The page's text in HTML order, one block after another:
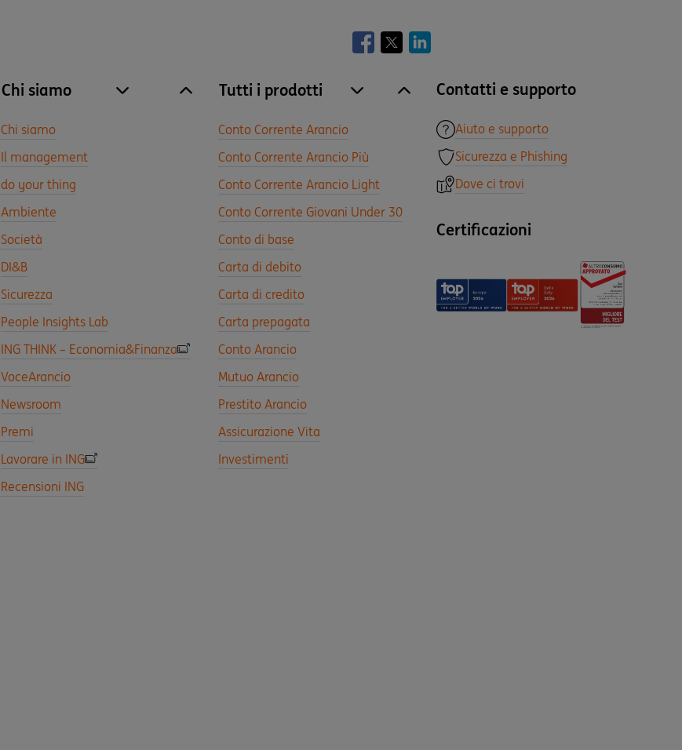
Chi siamo site.accordion.apri [it-IT] Chi siamo
Chiudi Chi siamo
Chi siamo
Il management
do your thing
Ambiente
Società
DI&B
Sicurezza
People Insights Lab
ING THINK – Economia&Finanza
VoceArancio
Newsroom
Premi
Lavorare in ING
Recensioni ING
Tutti i prodotti site.accordion.apri [it-IT] Tutti i prodotti
Chiudi Tutti i prodotti
Conto Corrente Arancio
Conto Corrente Arancio Più
Conto Corrente Arancio Light
Conto Corrente Giovani Under 30
Conto di base
Carta di debito
Carta di credito
Carta prepagata
Conto Arancio
Mutuo Arancio
Prestito Arancio
Assicurazione Vita
Investimenti
Contatti e supporto
Aiuto e supporto
Sicurezza e Phishing
Dove ci trovi
Certificazioni